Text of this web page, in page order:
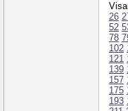
26
52
78
102
121
139
157
175
193